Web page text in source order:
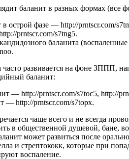
баланит в разных формах (все
острой фазе — http://prntscr.com/
prntscr.com/s7tng5.
баланита
развивается на фоне ЗППП,
баланит:
— http://prntscr.com/s7toc5, http://
— http://prntscr.com/s7topx.
чаще всего и не всегда
в общественной душевой, бане,
может развиться после
и стрептококк, которые при
воспаление.